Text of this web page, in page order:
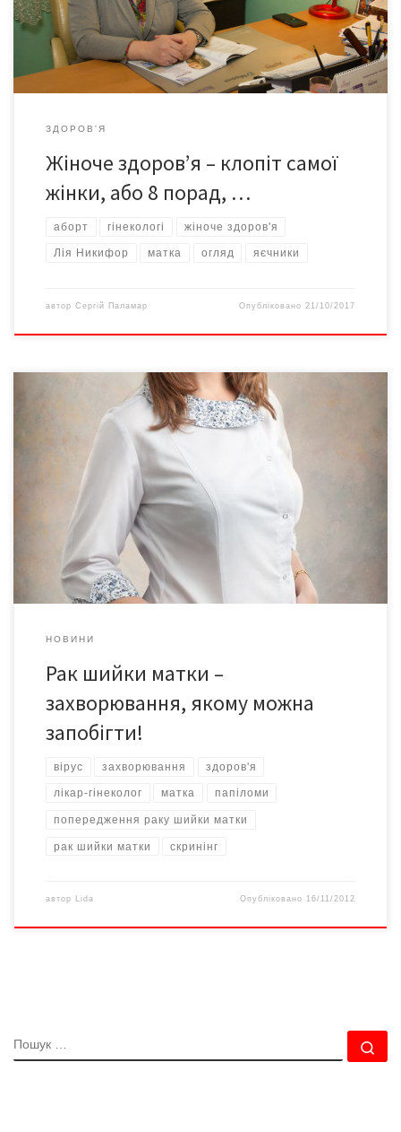
діагностики: вона не фінансується. Жодна міська консультація
чи поліклініка ЦРЛ […]
ЗДОРОВ'Я
Жіноче здоров’я – клопіт самої
жінки, або 8 порад, …
аборт гінекологі жіноче здоров'я
Лія Никифор матка огляд яєчники
автор Сергій Паламар Опубліковано21/10/2017
500 000 нових випадків раку шийки матки реєструється щороку
у світі. 300 000 жінок від нього помирає… Рак шийки матки
посідає друге місце серед злоякісних захворювань жінок в
усьому світі після раку молочної залози. За даними
Національного канцер-реєстру, лише протягом минулого року
померло 2124 українки. Нині вчені вже з’ясували походження
раку шийки […]
НОВИНИ
Рак шийки матки –
захворювання, якому можна
запобігти!
вірус захворювання здоров'я
лікар-гінеколог матка папіломи
попередження раку шийки матки
рак шийки матки скринінг
автор Lida Опубліковано 16/11/2012
ПОШУК